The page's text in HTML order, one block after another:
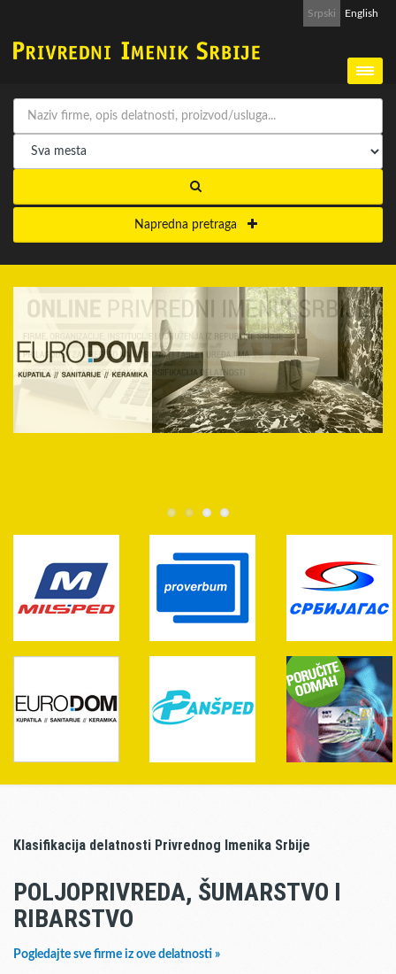
Srpski English
Napredna pretraga
Klasifikacija delatnosti Privrednog Imenika Srbije
POLJOPRIVREDA, ŠUMARSTVO I
RIBARSTVO
Pogledajte sve firme iz ove delatnosti »